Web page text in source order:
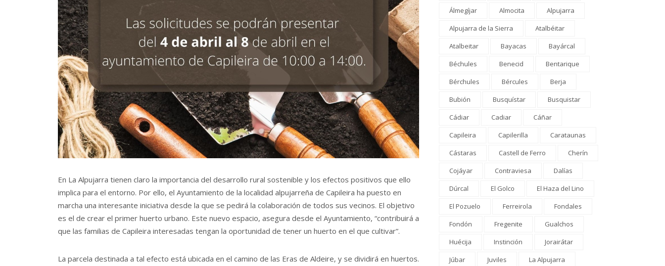
En La Alpujarra tienen claro la importancia del desarrollo rural sostenible y los efectos positivos que ello
implica para el entorno. Por ello, el Ayuntamiento de la localidad alpujarreña de Capileira ha puesto en
marcha una interesante iniciativa desde la que se pedirá la colaboración de todos sus vecinos. El objetivo
es el de crear el primer huerto urbano. Este nuevo espacio, asegura desde el Ayuntamiento, “contribuirá a
que las familias de Capileira interesadas tengan la oportunidad de tener un huerto en el que cultivar”.
La parcela destinada a tal efecto está ubicada en el camino de las Eras de Aldeire, y se dividirá en huertos.
Álmegíjar
Almocita
Alpujarra
Alpujarra de la Sierra
Atalbéitar
Atalbeitar
Bayacas
Bayárcal
Béchules
Benecid
Bentarique
Bérchules
Bércules
Berja
Bubión
Busquístar
Busquistar
Cádiar
Cadiar
Cáñar
Capileira
Capilerilla
Carataunas
Cástaras
Castell de Ferro
Cherín
Cojáyar
Contraviesa
Dalías
Dúrcal
El Golco
El Haza del Lino
El Pozuelo
Ferreirola
Fondales
Fondón
Fregenite
Gualchos
Huécija
Instinción
Jorairátar
Júbar
Juviles
La Alpujarra